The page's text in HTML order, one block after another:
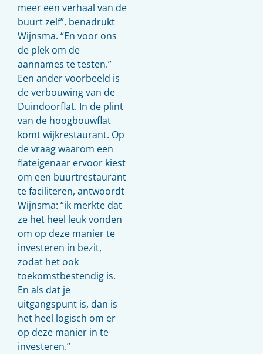
meer een verhaal van de
buurt zelf”, benadrukt
Wijnsma. “En voor ons
de plek om de
aannames te testen.”
Een ander voorbeeld is
de verbouwing van de
Duindoorflat. In de plint
van de hoogbouwflat
komt wijkrestaurant. Op
de vraag waarom een
flateigenaar ervoor kiest
om een buurtrestaurant
te faciliteren, antwoordt
Wijnsma: “ik merkte dat
ze het heel leuk vonden
om op deze manier te
investeren in bezit,
zodat het ook
toekomstbestendig is.
En als dat je
uitgangspunt is, dan is
het heel logisch om er
op deze manier in te
investeren.”